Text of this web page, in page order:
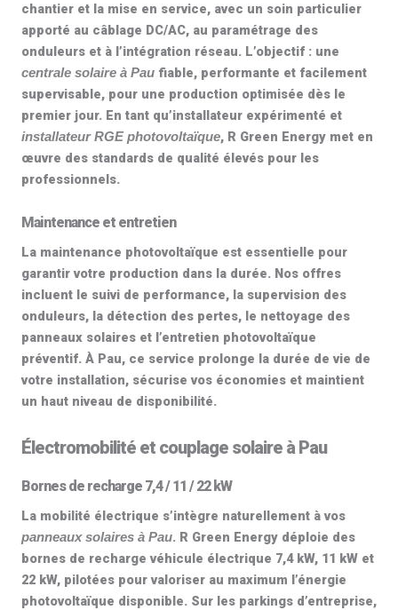
chantier et la mise en service, avec un soin particulier
apporté au câblage DC/AC, au paramétrage des
onduleurs et à l’intégration réseau. L’objectif : une
centrale solaire à Pau fiable, performante et facilement
supervisable, pour une production optimisée dès le
premier jour. En tant qu’installateur expérimenté et
installateur RGE photovoltaïque, R Green Energy met en
œuvre des standards de qualité élevés pour les
professionnels.
Maintenance et entretien
La maintenance photovoltaïque est essentielle pour
garantir votre production dans la durée. Nos offres
incluent le suivi de performance, la supervision des
onduleurs, la détection des pertes, le nettoyage des
panneaux solaires et l’entretien photovoltaïque
préventif. À Pau, ce service prolonge la durée de vie de
votre installation, sécurise vos économies et maintient
un haut niveau de disponibilité.
Électromobilité et couplage solaire à Pau
Bornes de recharge 7,4 / 11 / 22 kW
La mobilité électrique s’intègre naturellement à vos
panneaux solaires à Pau. R Green Energy déploie des
bornes de recharge véhicule électrique 7,4 kW, 11 kW et
22 kW, pilotées pour valoriser au maximum l’énergie
photovoltaïque disponible. Sur les parkings d’entreprise,